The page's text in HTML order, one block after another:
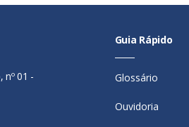
nº 01 -
Guia Rápido
Glossário
Ouvidoria